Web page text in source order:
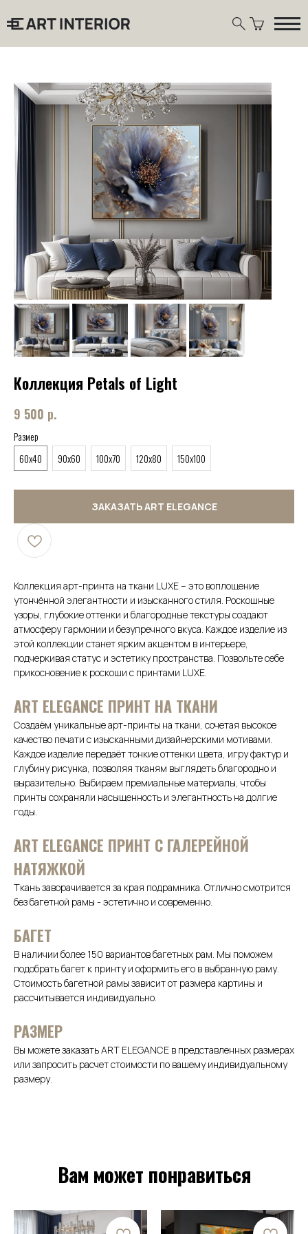
Коллекция Petals of Light
9 500 р.
Размер
60x40
90x60 100x70 120x80 150x100
ЗАКАЗАТЬ ART ELEGANCE
Коллекция арт-принта на ткани LUXE – это воплощение
утончённой элегантности и изысканного стиля. Роскошные
узоры, глубокие оттенки и благородные текстуры создают
атмосферу гармонии и безупречного вкуса. Каждое изделие из
этой коллекции станет ярким акцентом в интерьере,
подчеркивая статус и эстетику пространства. Позвольте себе
прикосновение к роскоши с принтами LUXE.
АRТ ELEGANCE ПРИНТ НА ТКАНИ
Создаём уникальные арт-принты на ткани, сочетая высокое
качество печати с изысканными дизайнерскими мотивами.
Каждое изделие передаёт тонкие оттенки цвета, игру фактур и
глубину рисунка, позволяя тканям выглядеть благородно и
выразительно. Выбираем премиальные материалы, чтобы
принты сохраняли насыщенность и элегантность на долгие
годы.
ART ELEGANCE ПРИНТ С ГАЛЕРЕЙНОЙ
НАТЯЖКОЙ
Ткань заворачивается за края подрамника. Отлично смотрится
без багетной рамы - эстетично и современно.
БАГЕТ
В наличии более 150 вариантов багетных рам. Мы поможем
подобрать багет к принту и оформить его в выбранную раму.
Стоимость багетной рамы зависит от размера картины и
рассчитывается индивидуально.
РАЗМЕР
Вы можете заказать ART ELEGANCE в представленных размерах
или запросить расчет стоимости по вашему индивидуальному
размеру.
Вам может понравиться